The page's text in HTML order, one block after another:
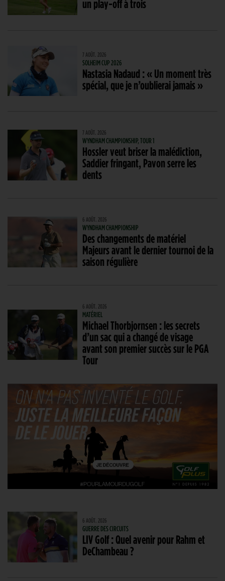
un play-off à trois
7 AOÛT. 2026
SOLHEIM CUP 2026
Nastasia Nadaud : « Un moment très
spécial, que je n’oublierai jamais »
7 AOÛT. 2026
WYNDHAM CHAMPIONSHIP, TOUR 1
Hossler veut briser la malédiction,
Saddier fringant, Pavon serre les
dents
6 AOÛT. 2026
WYNDHAM CHAMPIONSHIP
Des changements de matériel
Majeurs avant le dernier tournoi de la
saison régulière
6 AOÛT. 2026
MATÉRIEL
Michael Thorbjornsen : les secrets
d’un sac qui a changé de visage
avant son premier succès sur le PGA
Tour
6 AOÛT. 2026
GUERRE DES CIRCUITS
LIV Golf : Quel avenir pour Rahm et
DeChambeau ?